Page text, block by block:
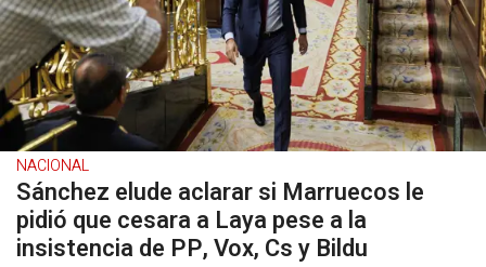
NACIONAL
Sánchez elude aclarar si Marruecos le
pidió que cesara a Laya pese a la
insistencia de PP, Vox, Cs y Bildu